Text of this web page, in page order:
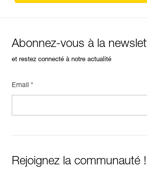
Abonnez-vous à la
et restez connecté à notre actualité
Email *
Rejoignez la communauté !